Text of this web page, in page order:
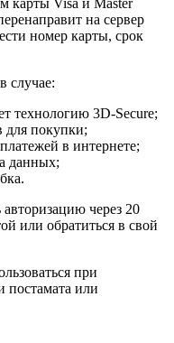
карты Visa и Master
на сервер
номер карты, срок
случае:
технологию 3D-Secure;
для покупки;
в интернете;
данных;
через 20
или обратиться в свой
при
постамата или